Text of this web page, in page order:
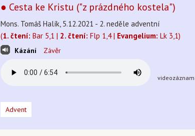
● Cesta ke Kristu ("z prázdného kostela")
Mons. Tomáš Halík, 5.12.2021 - 2. neděle adventní
(1. čtení: Bar 5,1 | 2. čtení: Flp 1,4 | Evangelium: Lk 3,1)
Kázání Závěr
videozáznam
Advent